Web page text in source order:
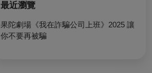
最近瀏覽
果陀劇場《我在詐騙公司上班》2025 讓
你不要再被騙